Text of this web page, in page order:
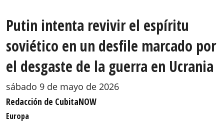
Putin intenta revivir el espíritu
soviético en un desfile marcado por
el desgaste de la guerra en Ucrania
sábado 9 de mayo de 2026
Redacción de CubitaNOW
Europa